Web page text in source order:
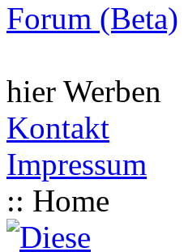
Forum (Beta)
hier Werben
Kontakt
Impressum
:: Home